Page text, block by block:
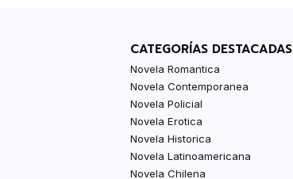
CATEGORÍAS DESTACADAS
Novela Romantica
Novela Contemporanea
Novela Policial
Novela Erotica
Novela Historica
Novela Latinoamericana
Novela Chilena